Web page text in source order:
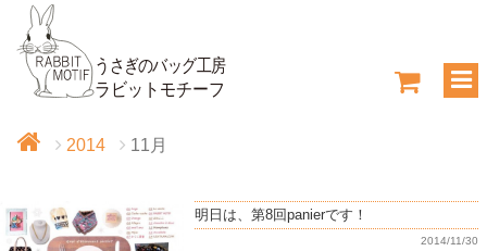
2014 11月
明日は、第8回panierです！
2014/11/30